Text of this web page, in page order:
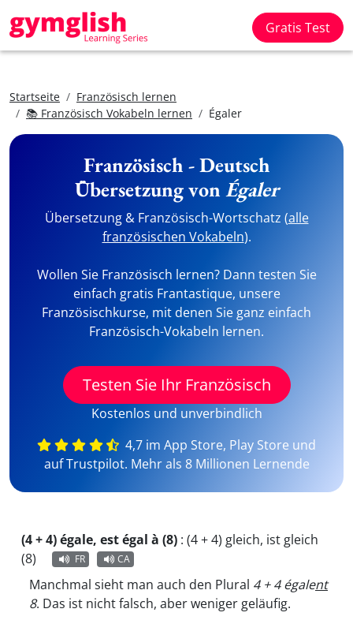
Gratis Test
Startseite
Französisch lernen
📚 Französisch Vokabeln lernen
Égaler
Französisch - Deutsch
Übersetzung vonÉgaler
Übersetzung & Französisch-Wortschatz (alle
französischen Vokabeln).
Wollen Sie Französisch lernen? Dann testen Sie
einfach gratis Frantastique, unsere
Französischkurse, mit denen Sie ganz einfach
Französisch-Vokabeln lernen.
Testen Sie Ihr Französisch
Kostenlos und unverbindlich
4,7 im App Store, Play Store und
auf Trustpilot. Mehr als 8 Millionen Lernende
(4 + 4) égale, est égal à (8) : (4 + 4) gleich, ist gleich
(8)
FR CA
Manchmal sieht man auch den Plural 4 + 4 égalent
8. Das ist nicht falsch, aber weniger geläufig.